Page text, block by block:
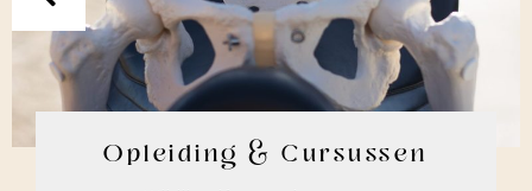
Opleiding & Cursussen